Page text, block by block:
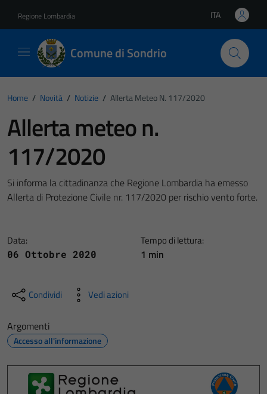
Regione Lombardia Lingua attiva:
ITA
Comune di Sondrio
Home / Novità / Notizie / Allerta Meteo N. 117/2020
Allerta meteo n.
117/2020
Si informa la cittadinanza che Regione Lombardia ha emesso
Allerta di Protezione Civile nr. 117/2020 per rischio vento forte.
Data:
06 Ottobre 2020
Tempo di lettura:
1 min
Condividi Vedi azioni
Argomenti
Accesso all'informazione